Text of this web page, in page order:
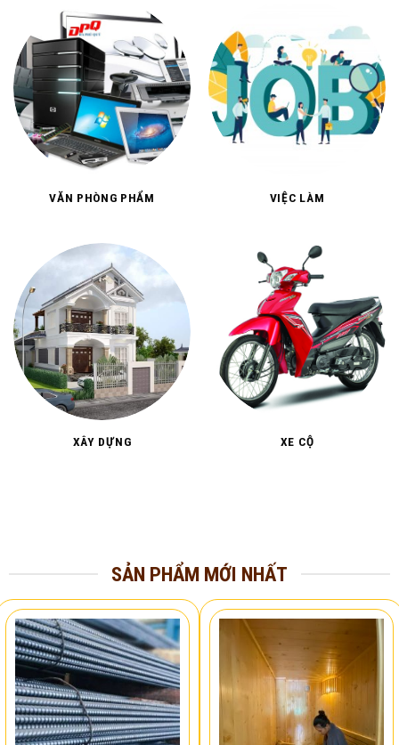
VĂN PHÒNG PHẨM VIỆC LÀM
XÂY DỰNG XE CỘ
SẢN PHẨM MỚI NHẤT